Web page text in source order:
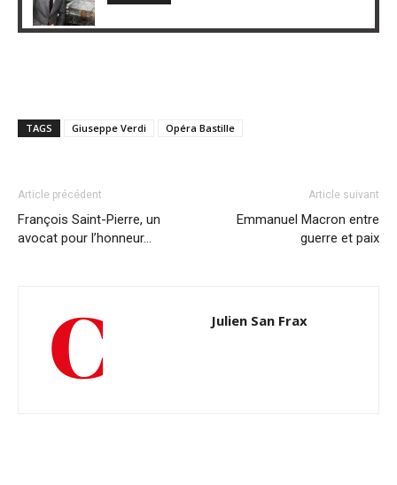
TAGS Giuseppe Verdi Opéra Bastille
Article précédent
François Saint-Pierre, un
avocat pour l’honneur…
Article suivant
Emmanuel Macron entre
guerre et paix
Julien San Frax